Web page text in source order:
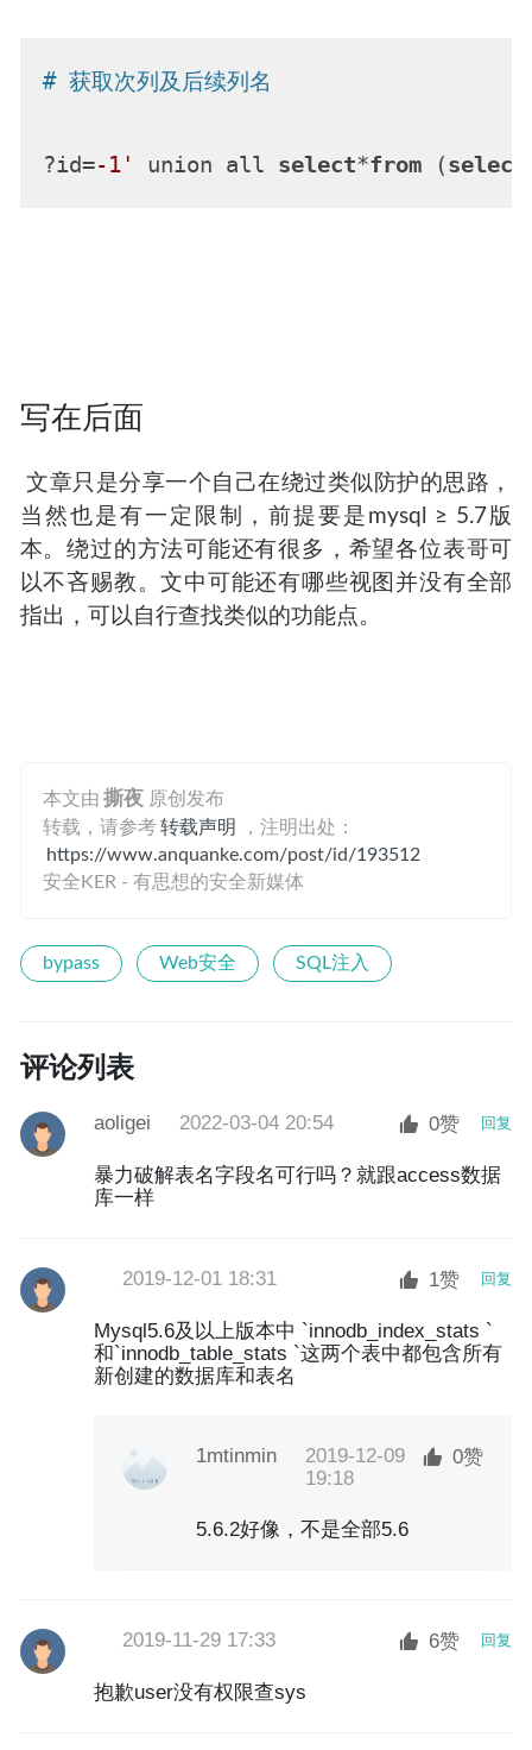
# 获取次列及后续列名
?id=-1' union all select*from (select
写在后面
​ 文章只是分享一个自己在绕过类似防护的思路，
当然也是有一定限制，前提要是mysql ≥ 5.7版
本。绕过的方法可能还有很多，希望各位表哥可
以不吝赐教。文中可能还有哪些视图并没有全部
指出，可以自行查找类似的功能点。
本文由 撕夜 原创发布
转载，请参考 转载声明
，注明出处：
https://www.anquanke.com/post/id/193512
安全KER - 有思想的安全新媒体
bypass Web安全 SQL注入
评论列表
aoligei 2022-03-04 20:54 0赞 回复
暴力破解表名字段名可行吗？就跟access数据
库一样
2019-12-01 18:31 1赞 回复
Mysql5.6及以上版本中 `innodb_index_stats `
和`innodb_table_stats `这两个表中都包含所有
新创建的数据库和表名
1mtinmin
2019-12-09
19:18
0赞
5.6.2好像，不是全部5.6
2019-11-29 17:33 6赞 回复
抱歉user没有权限查sys